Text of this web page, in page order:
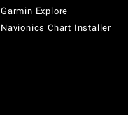
Garmin Explore
Navionics Chart Installer